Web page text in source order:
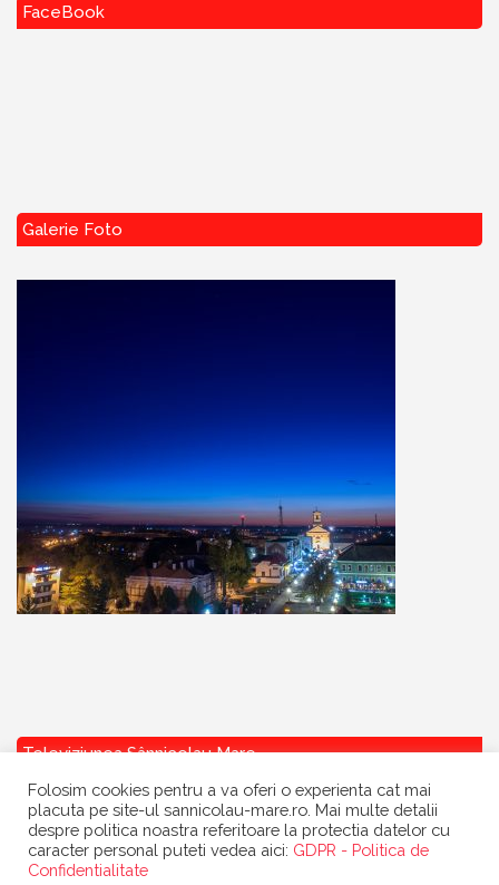
FaceBook
Galerie Foto
Televiziunea Sânnicolau Mare
Folosim cookies pentru a va oferi o experienta cat mai
placuta pe site-ul sannicolau-mare.ro. Mai multe detalii
despre politica noastra referitoare la protectia datelor cu
caracter personal puteti vedea aici: GDPR - Politica de
Confidentialitate